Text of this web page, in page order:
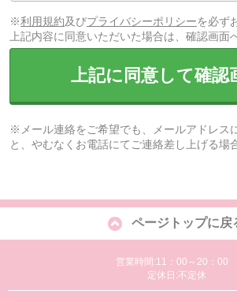
※利用規約及びプライバシーポリシーを必ず
上記内容に同意いただいた場合は、確認画面
上記に同意して確認
※メール連絡をご希望でも、メールアドレス
と、やむなくお電話にてご連絡差し上げる場
ページトップに戻
営業時間:11：00～20：00
定休日:不定休